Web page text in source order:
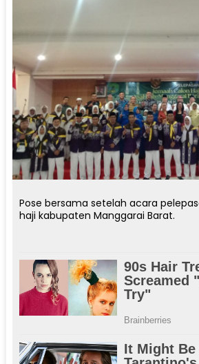
Pose bersama setelah acara
haji kabupaten Manggarai Barat.